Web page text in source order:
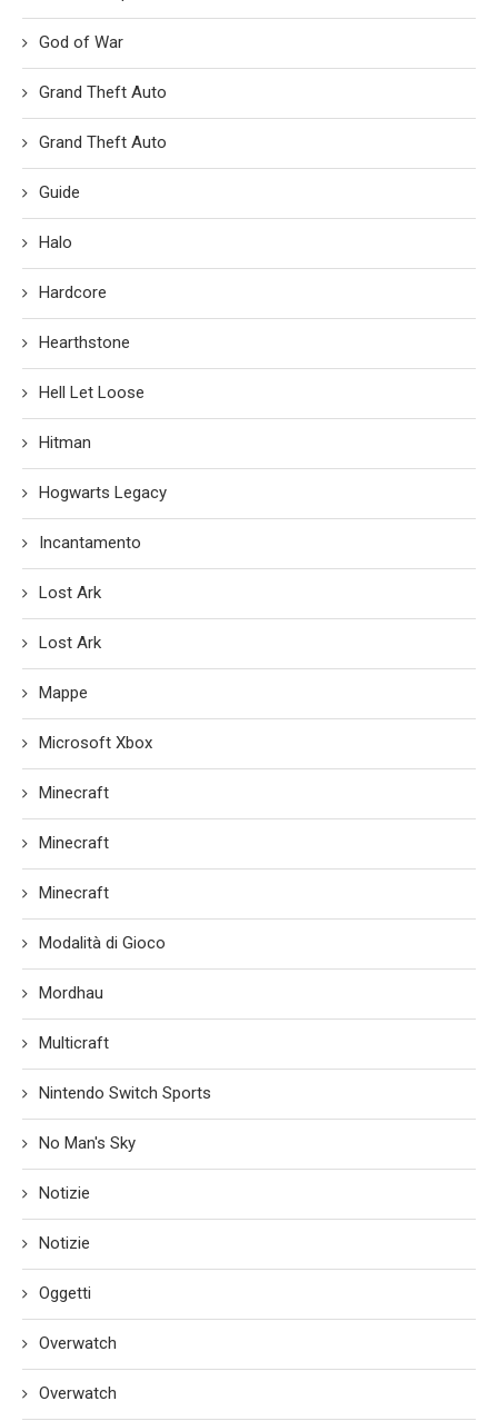
God of War
Grand Theft Auto
Grand Theft Auto
Guide
Halo
Hardcore
Hearthstone
Hell Let Loose
Hitman
Hogwarts Legacy
Incantamento
Lost Ark
Lost Ark
Mappe
Microsoft Xbox
Minecraft
Minecraft
Minecraft
Modalità di Gioco
Mordhau
Multicraft
Nintendo Switch Sports
No Man's Sky
Notizie
Notizie
Oggetti
Overwatch
Overwatch